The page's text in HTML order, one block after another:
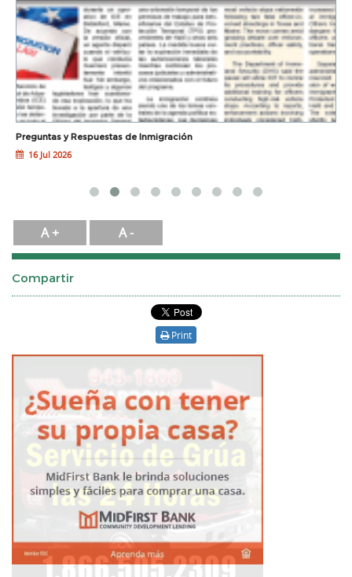
Preguntas y Respuestas de Inmigración
16 Jul 2026
A + A -
Compartir
Print